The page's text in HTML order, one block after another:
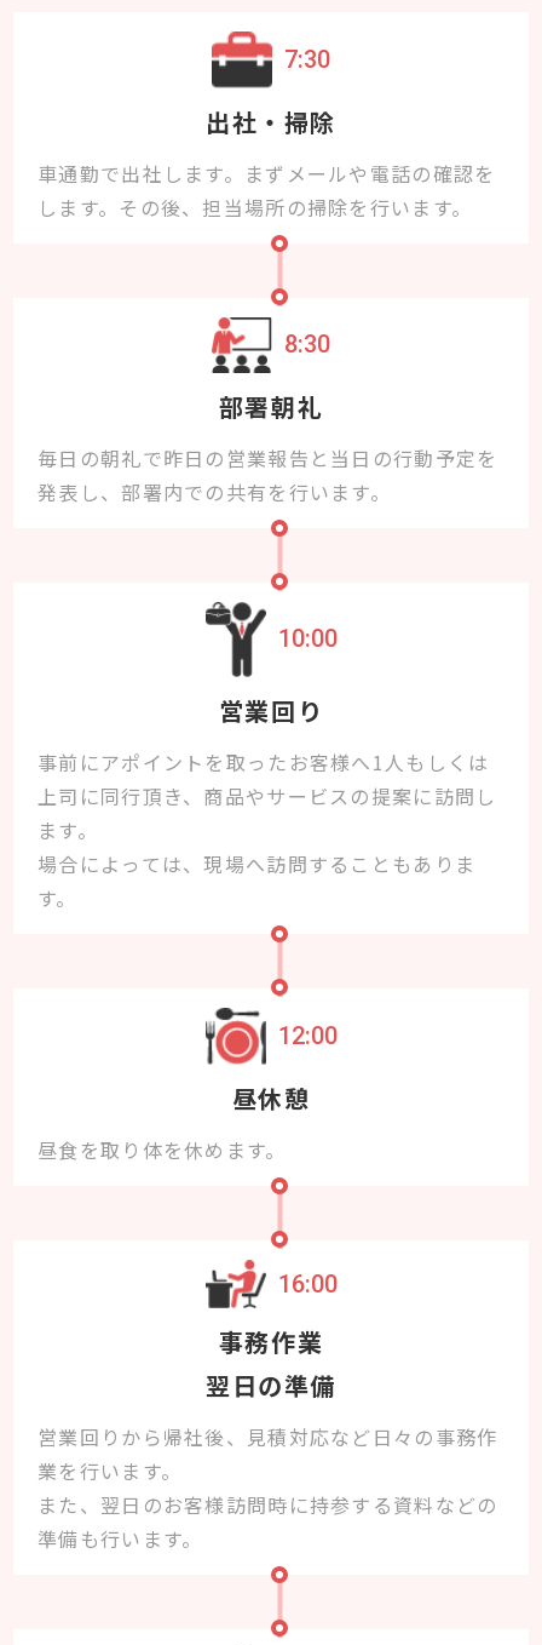
7:30
出社・掃除
車通勤で出社します。まずメールや電話の確認を
します。その後、担当場所の掃除を行います。
8:30
部署朝礼
毎日の朝礼で昨日の営業報告と当日の行動予定を
発表し、部署内での共有を行います。
10:00
営業回り
事前にアポイントを取ったお客様へ1人もしくは
上司に同行頂き、商品やサービスの提案に訪問し
ます。
場合によっては、現場へ訪問することもありま
す。
12:00
昼休憩
昼食を取り体を休めます。
16:00
事務作業
翌日の準備
営業回りから帰社後、見積対応など日々の事務作
業を行います。
また、翌日のお客様訪問時に持参する資料などの
準備も行います。